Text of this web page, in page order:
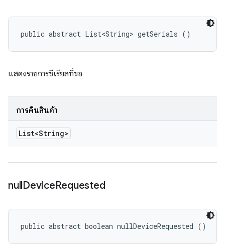
public abstract List<String> getSerials ()
แสดงรายการซีเรียลที่ขอ
การคืนสินค้า
List<String>
nullDeviceRequested
public abstract boolean nullDeviceRequested ()